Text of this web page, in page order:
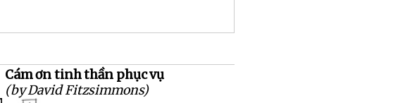
Cám ơn tinh thần phục vụ
(by David Fitzsimmons)